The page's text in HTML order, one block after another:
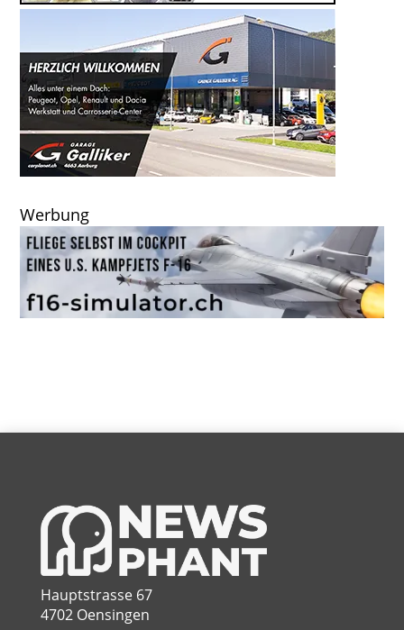
Werbung
Hauptstrasse 67
4702 Oensingen